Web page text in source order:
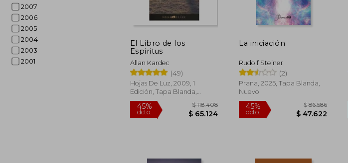
2007
2006
2005
2004
2003
2001
45% 45%
El Libro de los
Espiritus
Allan Kardec
(49)
Hojas De Luz, 2009, 1
Edición, Tapa Blanda,
Nuevo
La iniciación
Rudolf Steiner
(2)
Prana, 2025, Tapa Blanda,
Nuevo